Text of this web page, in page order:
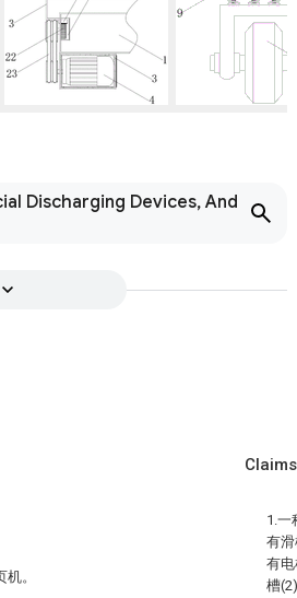
Discharging Devices, And
。
Claims
1.一
有
有
槽